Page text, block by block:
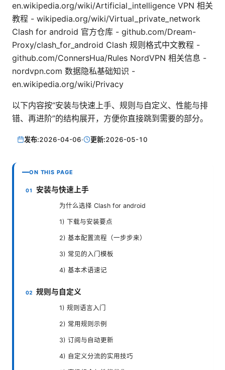
en.wikipedia.org/wiki/Artificial_intelligence VPN 相关
教程 - wikipedia.org/wiki/Virtual_private_network
Clash for android 官方仓库 - github.com/Dream-
Proxy/clash_for_android Clash 规则格式中文教程 -
github.com/ConnersHua/Rules NordVPN 相关信息 -
nordvpn.com 数据隐私基础知识 -
en.wikipedia.org/wiki/Privacy
以下内容按“安装与快速上手、规则与自定义、性能与排
错、再进阶”的结构展开，方便你直接跳到需要的部分。
发布:2026-04-06· 更新:2026-05-10
ON THIS PAGE
安装与快速上手
为什么选择 Clash for android
1) 下载与安装要点
2) 基本配置流程（一步步来）
3) 常见的入门模板
4) 基本术语速记
规则与自定义
1) 规则语言入门
2) 常用规则示例
3) 订阅与自动更新
4) 自定义分流的实用技巧